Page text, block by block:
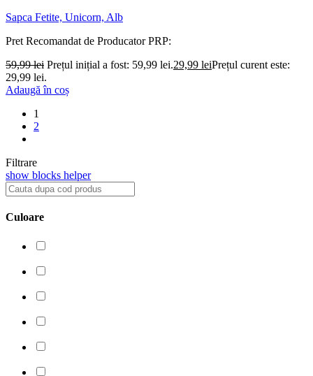
Sapca Fetite, Unicorn, Alb
Pret Recomandat de ProducatorPRP:
59,99lei Prețul inițial a fost: 59,99 lei.29,99 leiPrețul curent este:
29,99 lei.
Adaugă în coș
1
2
Filtrare
show blocks helper
Culoare